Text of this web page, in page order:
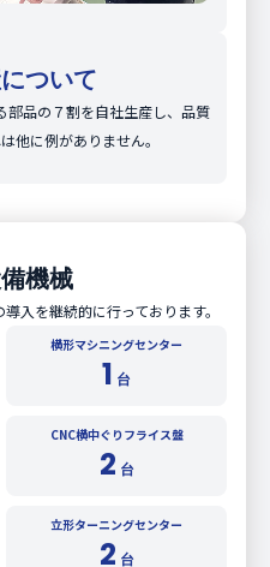
ついて
部品の７割を自社生産し、品質
他に例がありません。
機械
入を継続的に行っております。
横形マシニングセンター
1 台
CNC横中ぐりフライス盤
2 台
立形ターニングセンター
2 台